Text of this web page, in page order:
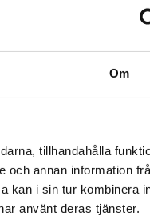
Om
tillhandahålla
och annan information
kan i sin tur kombinera
använt deras tjänster.